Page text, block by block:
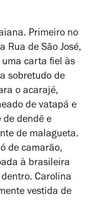
Primeiro no
Rua de São José,
carta fiel às
sobretudo de
o acarajé,
de vatapá e
de dendê e
de malagueta.
de camarão,
à brasileira
Carolina
vestida de